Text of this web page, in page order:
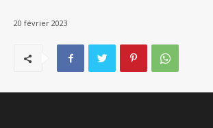
20 février 2023